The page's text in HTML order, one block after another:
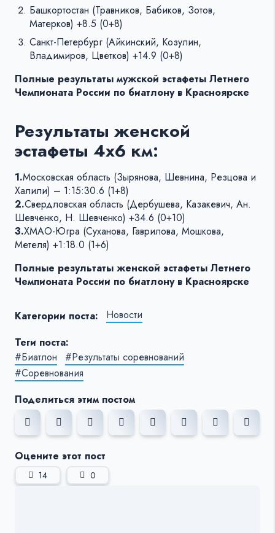
Башкортостан (Травников, Бабиков, Зотов,
Матерков) +8.5 (0+8)
Санкт-Петербург (Айкинский, Козулин,
Владимиров, Цветков) +14.9 (0+8)
Полные результаты мужской эстафеты Летнего
Чемпионата России по биатлону в Красноярске
Результаты женской
эстафеты 4х6 км:
1.Московская область (Зырянова, Шевнина, Резцова и
Халили) – 1:15:30.6 (1+8)
2.Свердловская область (Дербушева, Казакевич, Ан.
Шевченко, Н. Шевченко) +34.6 (0+10)
3.ХМАО-Югра (Суханова, Гаврилова, Мошкова,
Метеля) +1:18.0 (1+6)
Полные результаты женской эстафеты Летнего
Чемпионата России по биатлону в Красноярске
Категории поста:
Новости
Теги поста:
#Биатлон
#Результаты соревнований
#Соревнования
Поделиться этим постом
Оцените этот пост
14 0